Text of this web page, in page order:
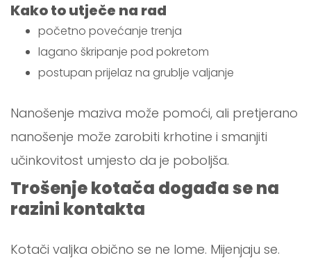
Kako to utječe na rad
početno povećanje trenja
lagano škripanje pod pokretom
postupan prijelaz na grublje valjanje
Nanošenje maziva može pomoći, ali pretjerano
nanošenje može zarobiti krhotine i smanjiti
učinkovitost umjesto da je poboljša.
Trošenje kotača događa se na
razini kontakta
Kotači valjka obično se ne lome. Mijenjaju se.